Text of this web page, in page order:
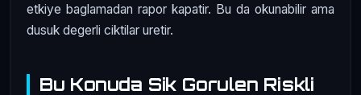
etkiye baglamadan rapor kapatir. Bu da okunabilir ama
dusuk degerli ciktilar uretir.
Bu Konuda Sik Gorulen Riskli